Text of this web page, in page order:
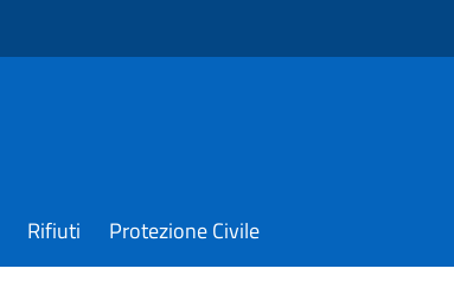
Rifiuti Protezione Civile